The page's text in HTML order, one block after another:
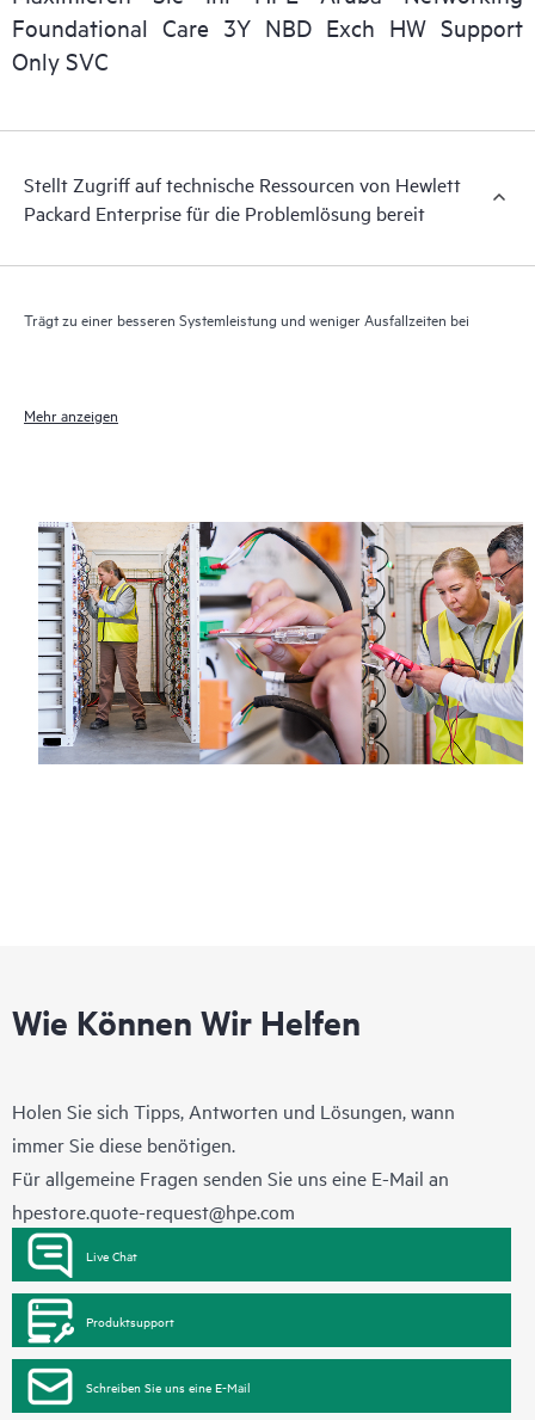
Darüber hinaus bietet HPE Foundation Care Exchange
elektronischen Zugriff auf zugehörige Produkt- und
Supportinformationen, sodass jeder Ihrer IT-Mitarbeiter
kann.
Foundational Care 3Y NBD Exch HW Support
Only SVC
Stellt Zugriff auf technische Ressourcen von Hewlett
Packard Enterprise für die Problemlösung bereit
Trägt zu einer besseren Systemleistung und weniger Ausfallzeiten bei
Mehr anzeigen
Wie Können Wir Helfen
Holen Sie sich Tipps, Antworten und Lösungen, wann
immer Sie diese benötigen.
Für allgemeine Fragen senden Sie uns eine E-Mail an
hpestore.quote-request@hpe.com
Live Chat
Produktsupport
Schreiben Sie uns eine E-Mail